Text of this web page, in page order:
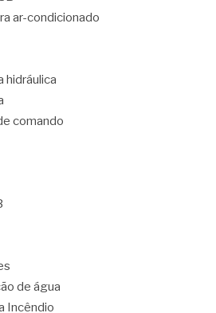
ar-condicionado
hidráulica
comando
de água
Incêndio